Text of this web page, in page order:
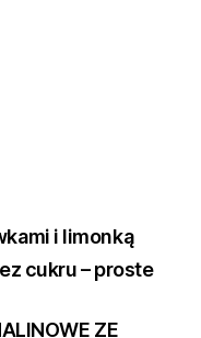
i limonką
cukru – proste
ZE